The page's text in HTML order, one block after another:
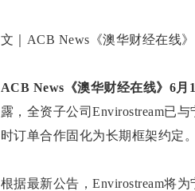
文｜ACB News《澳华财经在线
ACB News《澳华财经在线》6月
露，全资子公司Envirostream已
时订单合作固化为长期框架约定。
根据最新公告，Envirostream将